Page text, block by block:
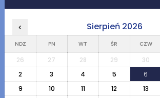
‹ Sierpień 2026
NDZ PN WT ŚR CZW
26 27 28 29 30
2
3 4 5 6
9
10 11 12 13